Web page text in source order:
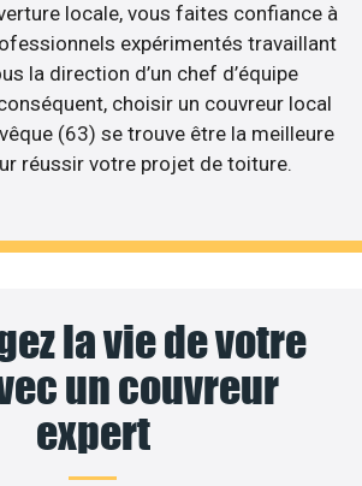
locale, vous faites confiance à
expérimentés travaillant
la direction d’un chef d’équipe
choisir un couvreur local
(63) se trouve être la meilleure
réussir votre projet de toiture.
la vie de votre
un couvreur
expert